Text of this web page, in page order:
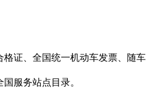
格证、全国统一机动车发票、随车
服务站点目录。